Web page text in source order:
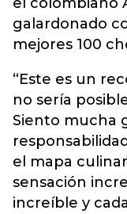
galardonado
mejores 100
“Este es un
no sería
Siento mucha
el mapa
sensación
increíble y